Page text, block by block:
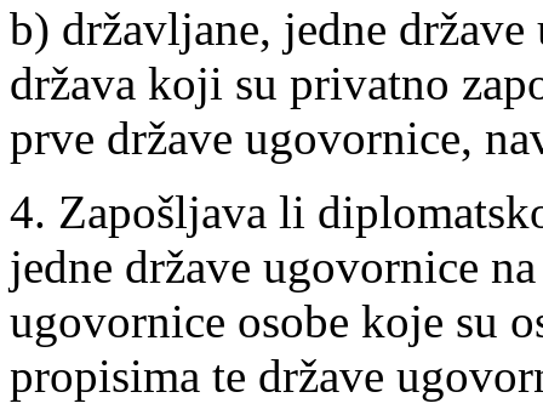
b) državljane, jedne
država koji su privatno
prve države ugovornice,
4. Zapošljava li
jedne države ugovornice
ugovornice osobe koje su
propisima te države